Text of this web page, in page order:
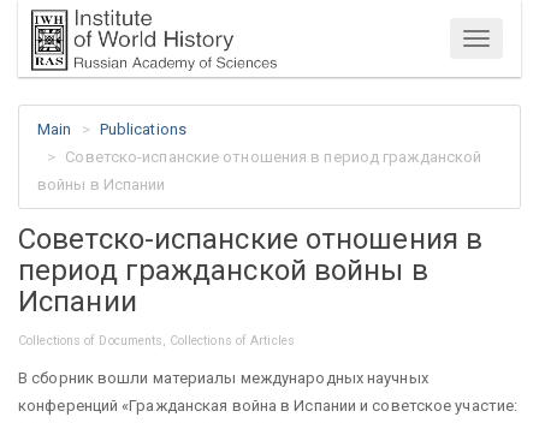
Menu
Main
Publications
Советско-испанские отношения в период гражданской
войны в Испании
Советско-испанские отношения в
период гражданской войны в
Испании
Collections of Documents, Collections of Articles
В сборник вошли материалы международных научных
конференций «Гражданская война в Испании и советское участие: